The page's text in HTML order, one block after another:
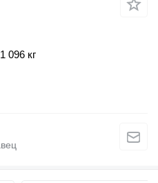
1 096 кг